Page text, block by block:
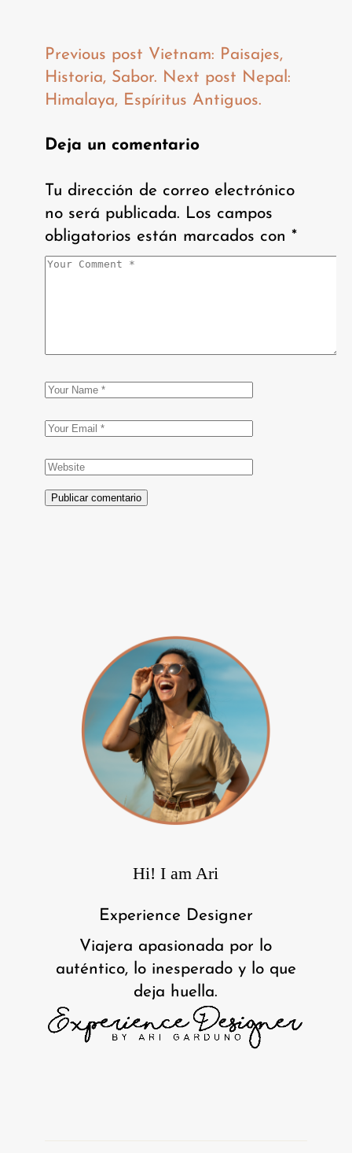
Previous post Vietnam: Paisajes,
Historia, Sabor. Next post Nepal:
Himalaya, Espíritus Antiguos.
Deja un comentario
Tu dirección de correo electrónico
no será publicada. Los campos
obligatorios están marcados con *
Publicar comentario
Hi! I am Ari
Experience Designer
Viajera apasionada por lo
auténtico, lo inesperado y lo que
deja huella.